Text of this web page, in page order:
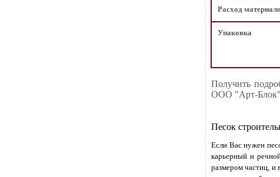
Расход
Упаковка
Получить
ООО "Арт-Блок"
Песок
Если Вас нужен
карьерный и
размером частиц, и